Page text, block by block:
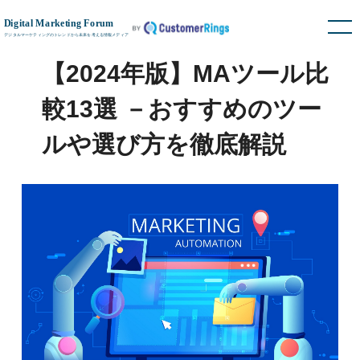
【2024年版】MAツール比
較13選 －おすすめのツー
ルや選び方を徹底解説